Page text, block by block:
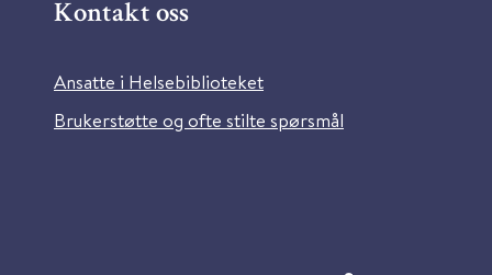
Kontakt oss
Ansatte i Helsebiblioteket
Brukerstøtte og ofte stilte spørsmål